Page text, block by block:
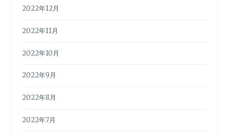
2022年12月
2022年11月
2022年10月
2022年9月
2022年8月
2022年7月